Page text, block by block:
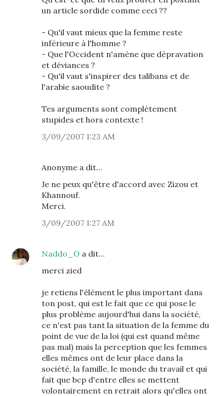
un article sordide comme ceci ??
- Qu'il vaut mieux que la femme reste
inférieure à l'homme ?
- Que l'Occident n'amène que dépravation
et déviances ?
- Qu'il vaut s'inspirer des talibans et de
l'arabie saoudite ?
Tes arguments sont complètement
stupides et hors contexte !
3/09/2007 1:23 AM
Anonyme a dit…
Je ne peux qu'être d'accord avec Zizou et
Khannouf.
Merci.
3/09/2007 1:27 AM
Naddo_O a dit…
merci zied
je retiens l'élément le plus important dans
ton post, qui est le fait que ce qui pose le
plus problème aujourd'hui dans la société,
ce n'est pas tant la situation de la femme du
point de vue de la loi (qui est quand même
pas mal) mais la perception que les femmes
elles mêmes ont de leur place dans la
société, la famille, le monde du travail et qui
fait que bcp d'entre elles se mettent
volontairement en retrait alors qu'elles ont